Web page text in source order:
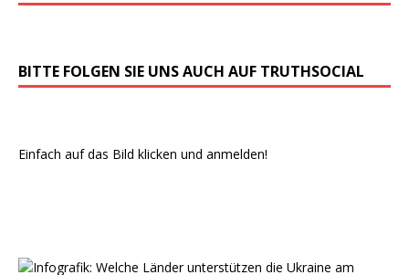
BITTE FOLGEN SIE UNS AUCH AUF TRUTHSOCIAL
Einfach auf das Bild klicken und anmelden!